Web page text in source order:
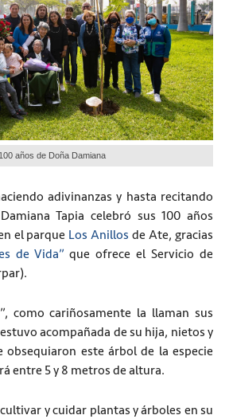
años de Doña Damiana
adivinanzas y hasta recitando
Tapia celebró sus 100 años
el parque Los Anillos de Ate, gracias
de Vida” que ofrece el Servicio de
como cariñosamente la llaman sus
acompañada de su hija, nietos y
obsequiaron este árbol de la especie
entre 5 y 8 metros de altura.
y cuidar plantas y árboles en su